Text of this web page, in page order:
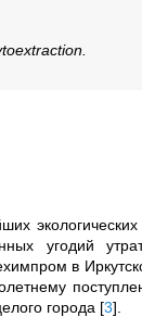
угодий
в
города [3]